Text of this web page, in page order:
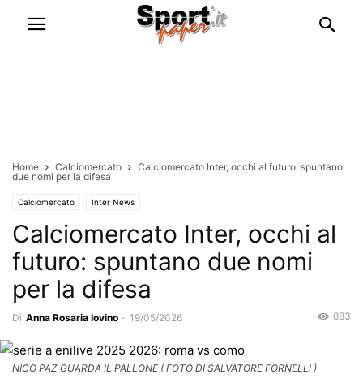
Home Calciomercato
Calciomercato Inter, occhi al futuro: spuntano
due nomi per la difesa
Calciomercato Inter News
Calciomercato Inter, occhi al
futuro: spuntano due nomi
per la difesa
Di Anna Rosaria Iovino - 19/05/2026 883
NICO PAZ GUARDA IL PALLONE ( FOTO DI SALVATORE FORNELLI )